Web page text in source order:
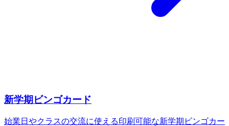
新学期ビンゴカード
始業日やクラスの交流に使える印刷可能な新学期ビンゴカー